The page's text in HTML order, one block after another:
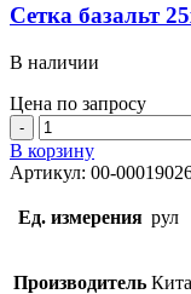
Сетка базальт
В наличии
Цена по запросу
Количество
товара
Сетка
базальт
25х25мм
0,5х25м
В корзину
Артикул: 00-
Ед. измерения рул
Производитель